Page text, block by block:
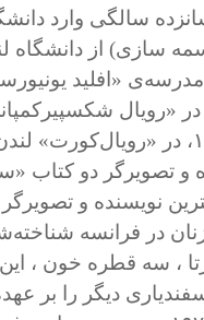
سالگی وارد
سازی) از دانشگاه
از مدرسه‌ی «افلید
«رویال
پیش از شروع فعالیت در سینما ، سال ۱۹۷۰، در
و تصویرگر دو کتاب
نویسنده و
در فرانسه
، سه قطره خون ،
دیگر را بر